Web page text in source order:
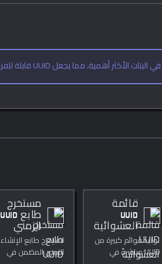
قائمة
UUID
العشوائية
توليد قوائم كبيرة من
UUID مباشرةً في
مستخرج
طابع UUID
الزمني
استخرج طابع الإنشاء
الزمني المضمن في